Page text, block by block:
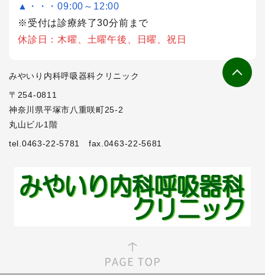
▲・・・09:00～12:00
※受付は診療終了30分前まで
休診日：木曜、土曜午後、日曜、祝日
みやいり内科呼吸器科クリニック
〒254-0811
神奈川県平塚市八重咲町25-2
丸山ビル1階
tel.0463-22-5781 fax.0463-22-5681